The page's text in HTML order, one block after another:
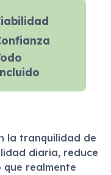
la tranquilidad de
diaria, reduce
realmente